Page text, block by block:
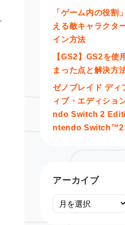
「ゲーム内の役割
える敵キャラクタ
イン方法
【GS2】GS2を使
まった点と解決方
ゼノブレイド ディ
ィブ・エディショ
ndo Switch 2
ntendo Switch™2
アーカイブ